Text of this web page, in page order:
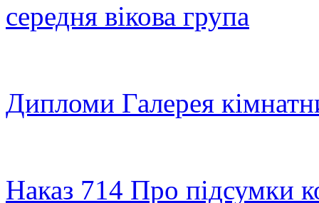
середня вікова група
Дипломи Галерея
Наказ 714 Про підсумки